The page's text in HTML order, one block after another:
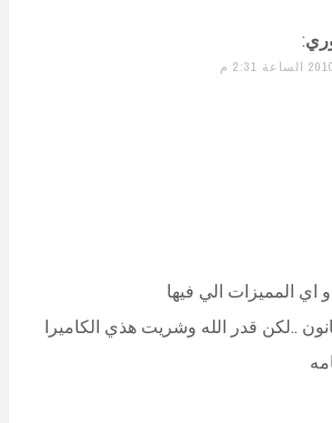
:
اي المميزات الي فيها
..لكن قدر الله وشريت هذي الكاميرا